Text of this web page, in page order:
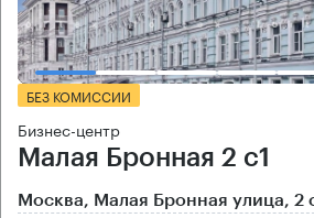
БЕЗ КОМИССИИ
Бизнес-центр
Малая Бронная 2 с1
Москва, Малая Бронная улица, 2